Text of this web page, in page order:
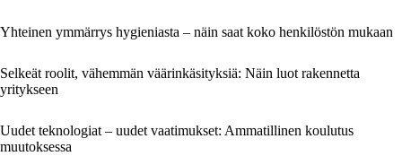
Yhteinen ymmärrys hygieniasta – näin saat koko henkilöstön mukaan
Selkeät roolit, vähemmän väärinkäsityksiä: Näin luot rakennetta
yritykseen
Uudet teknologiat – uudet vaatimukset: Ammatillinen koulutus
muutoksessa